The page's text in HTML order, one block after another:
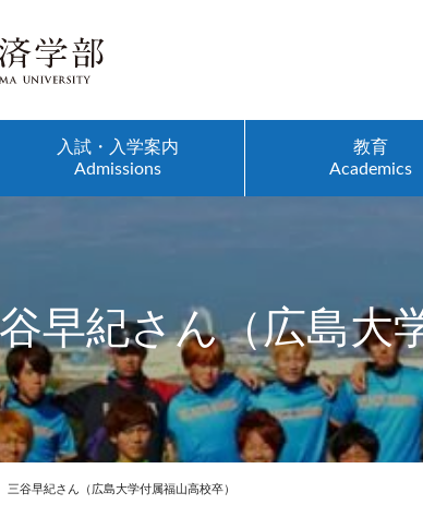
入試・入学案内
Admissions
教育
Academics
早紀さん（広島大
三谷早紀さん（広島大学付属福山高校卒）